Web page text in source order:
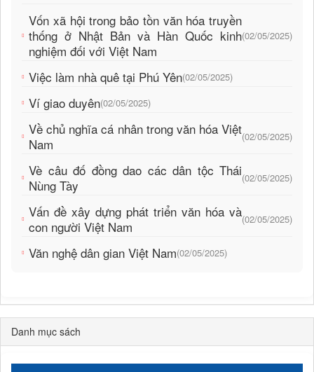
Vốn xã hội trong bảo tồn văn hóa truyền
thống ở Nhật Bản và Hàn Quốc kinh
nghiệm đối với Việt Nam
(02/05/2025)
Việc làm nhà quê tại Phú Yên(02/05/2025)
Ví giao duyên(02/05/2025)
Về chủ nghĩa cá nhân trong văn hóa Việt
Nam
(02/05/2025)
Vè câu đố đồng dao các dân tộc Thái
Nùng Tày
(02/05/2025)
Vấn đề xây dựng phát triển văn hóa và
con người Việt Nam
(02/05/2025)
Văn nghệ dân gian Việt Nam(02/05/2025)
Danh mục sách